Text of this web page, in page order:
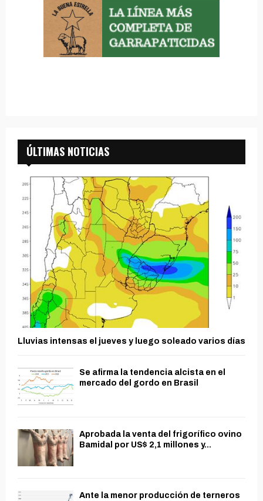
ÚLTIMAS NOTICIAS
Lluvias intensas el jueves y luego soleado varios días
Se afirma la tendencia alcista en el
mercado del gordo en Brasil
Aprobada la venta del frigorífico ovino
Bamidal por US$ 2,1 millones y...
Ante la menor producción de terneros